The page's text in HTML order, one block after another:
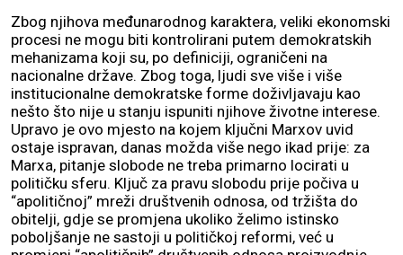
Zbog njihova međunarodnog karaktera, veliki ekonomski
procesi ne mogu biti kontrolirani putem demokratskih
mehanizama koji su, po definiciji, ograničeni na
nacionalne države. Zbog toga, ljudi sve više i više
institucionalne demokratske forme doživljavaju kao
nešto što nije u stanju ispuniti njihove životne interese.
Upravo je ovo mjesto na kojem ključni Marxov uvid
ostaje ispravan, danas možda više nego ikad prije: za
Marxa, pitanje slobode ne treba primarno locirati u
političku sferu. Ključ za pravu slobodu prije počiva u
“apolitičnoj” mreži društvenih odnosa, od tržišta do
obitelji, gdje se promjena ukoliko želimo istinsko
poboljšanje ne sastoji u političkoj reformi, već u